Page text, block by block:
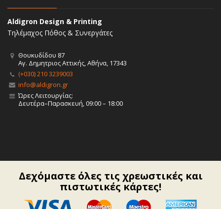
Aldigron Design & Printing
Τηλέμαχος Πόθος & Συνεργάτες
Θουκυδίδου 87
Αγ. Δημητριος Αττικής, Αθήνα, 17343
(+030) 210 3239003
info@aldigron.gr
Ώρες Λειτουργίας:
Δευτέρα–Παρασκευή, 09:00 – 18:00
Δεχόμαστε όλες τις χρεωστικές και
πιστωτικές κάρτες!